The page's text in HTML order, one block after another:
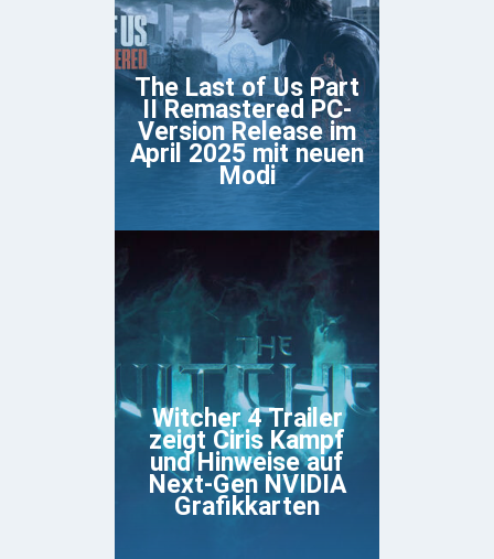
The Last of Us Part
II Remastered PC-
Version Release im
April 2025 mit neuen
Modi
Witcher 4 Trailer
zeigt Ciris Kampf
und Hinweise auf
Next-Gen NVIDIA
Grafikkarten